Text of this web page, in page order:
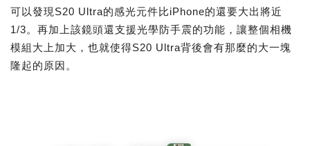
可以發現S20 Ultra的感光元件比iPhone的還要大出將近
1/3。再加上該鏡頭還支援光學防手震的功能，讓整個相機
模組大上加大，也就使得S20 Ultra背後會有那麼的大一塊
隆起的原因。